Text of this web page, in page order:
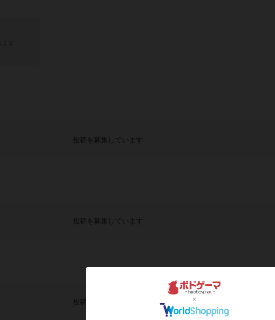
投稿を募集しています
投稿を募集しています
投稿を募集しています